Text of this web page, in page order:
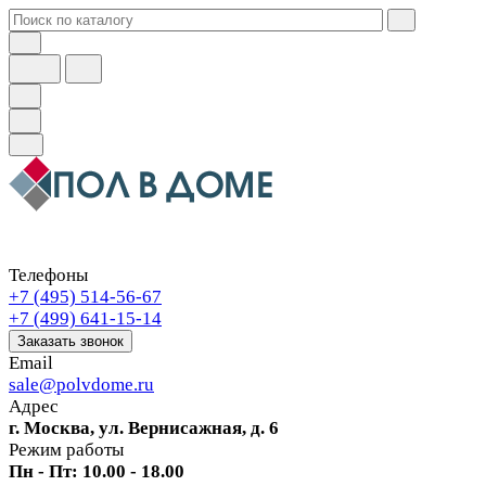
Телефоны
+7 (495) 514-56-67
+7 (499) 641-15-14
Заказать звонок
Email
sale@polvdome.ru
Адрес
г. Москва, ул. Вернисажная, д. 6
Режим работы
Пн - Пт: 10.00 - 18.00